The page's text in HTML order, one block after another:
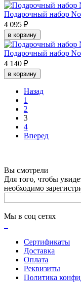
Подарочный набор
4 095 ₽
в корзину
Подарочный набор
4 140 ₽
в корзину
Назад
1
2
3
4
Вперед
Вы смотрели
Для того, чтобы
необходимо
Мы в соц сетях
Сертификаты
Доставка
Оплата
Реквизиты
Политика